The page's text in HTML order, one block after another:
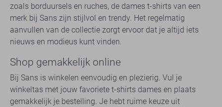
zoals borduursels en ruches, de dames t-shirts van een
merk bij Sans zijn stijlvol en trendy. Het regelmatig
aanvullen van de collectie zorgt ervoor dat je altijd iets
nieuws en modieus kunt vinden.
Shop gemakkelijk online
Bij Sans is winkelen eenvoudig en plezierig. Vul je
winkeltas met jouw favoriete t-shirts dames en plaats
gemakkelijk je bestelling. Je hebt ruime keuze uit